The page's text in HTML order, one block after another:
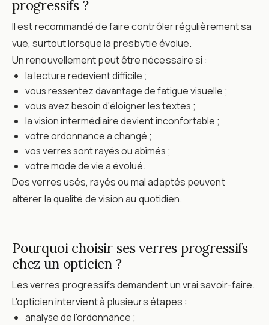
progressifs ?
Il est recommandé de faire contrôler régulièrement sa
vue, surtout lorsque la presbytie évolue.
Un renouvellement peut être nécessaire si :
la lecture redevient difficile ;
vous ressentez davantage de fatigue visuelle ;
vous avez besoin d'éloigner les textes ;
la vision intermédiaire devient inconfortable ;
votre ordonnance a changé ;
vos verres sont rayés ou abîmés ;
votre mode de vie a évolué.
Des verres usés, rayés ou mal adaptés peuvent
altérer la qualité de vision au quotidien.
Pourquoi choisir ses verres progressifs
chez un opticien ?
Les verres progressifs demandent un vrai savoir-faire.
L'opticien intervient à plusieurs étapes :
analyse de l'ordonnance ;